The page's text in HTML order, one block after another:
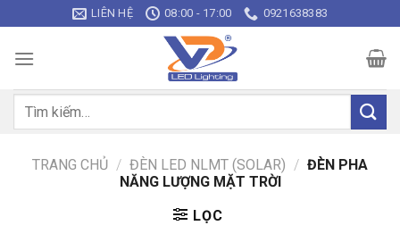
qua
nội
LIÊN HỆ 08:00 - 17:00 0921638383
Tìm
TRANG CHỦ / ĐÈN LED NLMT (SOLAR) / ĐÈN PHA
NĂNG LƯỢNG MẶT TRỜI
LỌC